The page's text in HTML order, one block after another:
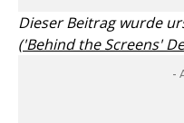
Dieser Beitrag wurde
('Behind the Screens'
-